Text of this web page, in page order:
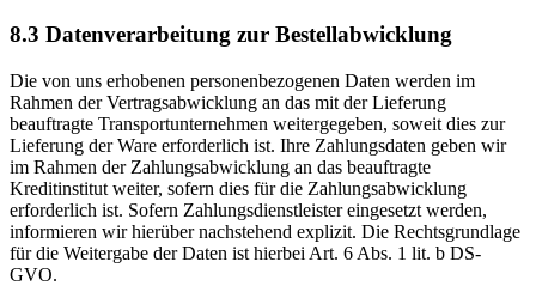
8.3 Datenverarbeitung zur Bestellabwicklung
Die von uns erhobenen personenbezogenen Daten werden im
Rahmen der Vertragsabwicklung an das mit der Lieferung
beauftragte Transportunternehmen weitergegeben, soweit dies zur
Lieferung der Ware erforderlich ist. Ihre Zahlungsdaten geben wir
im Rahmen der Zahlungsabwicklung an das beauftragte
Kreditinstitut weiter, sofern dies für die Zahlungsabwicklung
erforderlich ist. Sofern Zahlungsdienstleister eingesetzt werden,
informieren wir hierüber nachstehend explizit. Die Rechtsgrundlage
für die Weitergabe der Daten ist hierbei Art. 6 Abs. 1 lit. b DS-
GVO.